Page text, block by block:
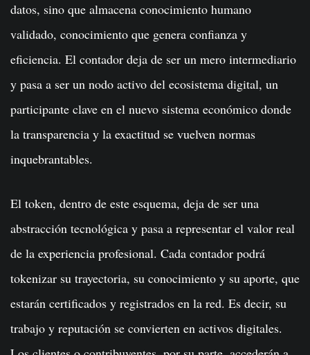
datos, sino que almacena conocimiento humano
validado, conocimiento que genera confianza y
eficiencia. El contador deja de ser un mero intermediario
y pasa a ser un nodo activo del ecosistema digital, un
participante clave en el nuevo sistema económico donde
la transparencia y la exactitud se vuelven normas
inquebrantables.
El token, dentro de este esquema, deja de ser una
abstracción tecnológica y pasa a representar el valor real
de la experiencia profesional. Cada contador podrá
tokenizar su trayectoria, su conocimiento y su aporte, que
estarán certificados y registrados en la red. Es decir, su
trabajo y reputación se convierten en activos digitales.